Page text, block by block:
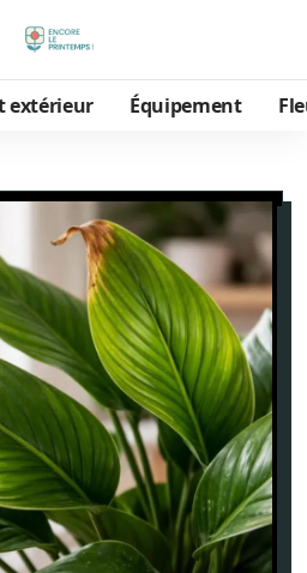
extérieur Équipement